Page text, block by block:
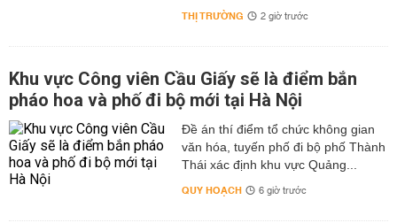
THỊ TRƯỜNG 2 giờ trước
Khu vực Công viên Cầu Giấy sẽ là điểm bắn
pháo hoa và phố đi bộ mới tại Hà Nội
Đề án thí điểm tổ chức không gian
văn hóa, tuyến phố đi bộ phố Thành
Thái xác định khu vực Quảng...
QUY HOẠCH 6 giờ trước